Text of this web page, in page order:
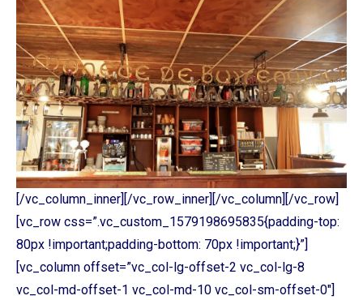
[/vc_column_inner][/vc_row_inner][/vc_column][/vc_row]
[vc_row css=”.vc_custom_1579198695835{padding-top:
80px !important;padding-bottom: 70px !important;}”]
[vc_column offset=”vc_col-lg-offset-2 vc_col-lg-8
vc_col-md-offset-1 vc_col-md-10 vc_col-sm-offset-0″]